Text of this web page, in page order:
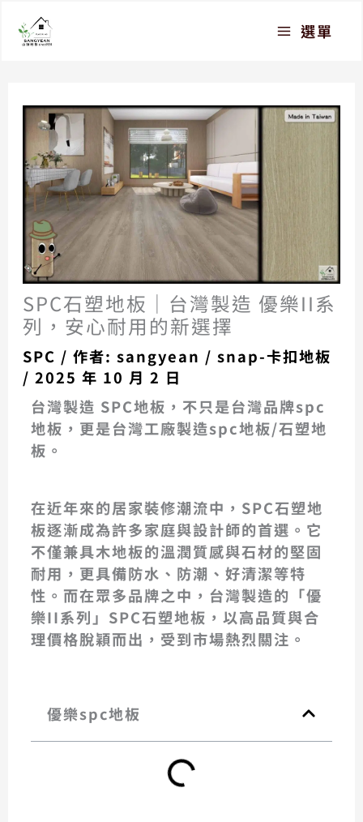
選單
SPC石塑地板｜台灣製造 優樂II系
列，安心耐用的新選擇
SPC / 作者:sangyean /snap-卡扣地板
/2025 年 10 月 2 日
台灣製造 SPC地板，不只是台灣品牌spc
地板，更是台灣工廠製造spc地板/石塑地
板。
在近年來的居家裝修潮流中， SPC石塑地
板逐漸成為許多家庭與設計師的首選。它
不僅兼具木地板的溫潤質感與石材的堅固
耐用，更具備防水、防潮、好清潔等特
性。而在眾多品牌之中， 台灣製造的「優
樂II系列」SPC石塑地板 ，以高品質與合
理價格脫穎而出，受到市場熱烈關注。
優樂spc地板